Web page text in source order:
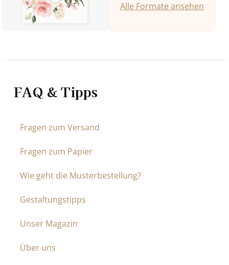
Alle Formate ansehen
FAQ & Tipps
Fragen zum Versand
Fragen zum Papier
Wie geht die Musterbestellung?
Gestaltungstipps
Unser Magazin
Über uns